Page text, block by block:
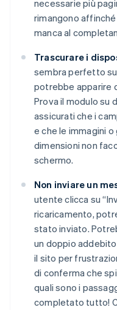
necessarie più
rimangono
manca al
Trascurare i
sembra perfetto
potrebbe apparire
Prova il modulo su
assicurati che i
e che le immagini
dimensioni non
schermo.
Non inviare un
utente clicca su
ricaricamento,
stato inviato.
un doppio
il sito per
di conferma che
quali sono i
completato tutto!